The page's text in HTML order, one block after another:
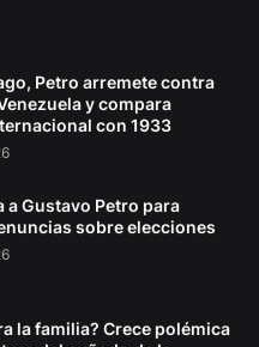
Petro arremete contra
y compara
con 1933
a Gustavo Petro para
sobre elecciones
la familia? Crece polémica